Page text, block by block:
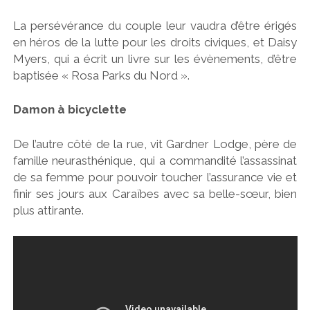
La persévérance du couple leur vaudra d’être érigés
en héros de la lutte pour les droits civiques, et Daisy
Myers, qui a écrit un livre sur les évènements, d’être
baptisée « Rosa Parks du Nord ».
Damon à bicyclette
De l’autre côté de la rue, vit Gardner Lodge, père de
famille neurasthénique, qui a commandité l’assassinat
de sa femme pour pouvoir toucher l’assurance vie et
finir ses jours aux Caraïbes avec sa belle-sœur, bien
plus attirante.